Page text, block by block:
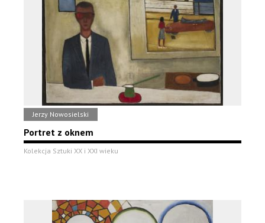
Jerzy Nowosielski
Portret z oknem
Kolekcja Sztuki XX i XXI wieku